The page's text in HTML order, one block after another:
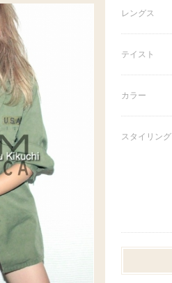
レングス
テイスト
カラー
スタイリング